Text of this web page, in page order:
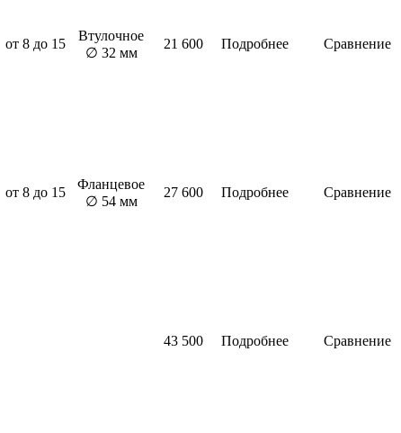
от 8 до 15
Втулочное
∅ 32 мм
21 600 Подробнее Сравнение
от 8 до 15
Фланцевое
∅ 54 мм
27 600 Подробнее Сравнение
43 500 Подробнее Сравнение